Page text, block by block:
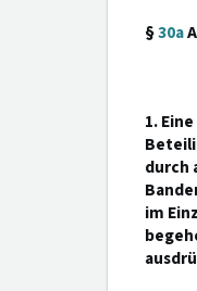
§30a
1.
durch
im